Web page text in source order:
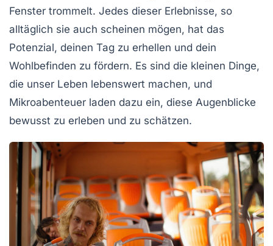
Fenster trommelt. Jedes dieser Erlebnisse, so
alltäglich sie auch scheinen mögen, hat das
Potenzial, deinen Tag zu erhellen und dein
Wohlbefinden zu fördern. Es sind die kleinen Dinge,
die unser Leben lebenswert machen, und
Mikroabenteuer laden dazu ein, diese Augenblicke
bewusst zu erleben und zu schätzen.